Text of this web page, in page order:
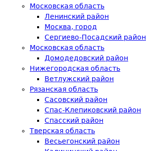
Московская область
Ленинский район
Москва, город
Сергиево-Посадский район
Московская область
Домодедовский район
Нижегородская область
Ветлужский район
Рязанская область
Сасовский район
Спас-Клепиковский район
Спасский район
Тверская область
Весьегонский район